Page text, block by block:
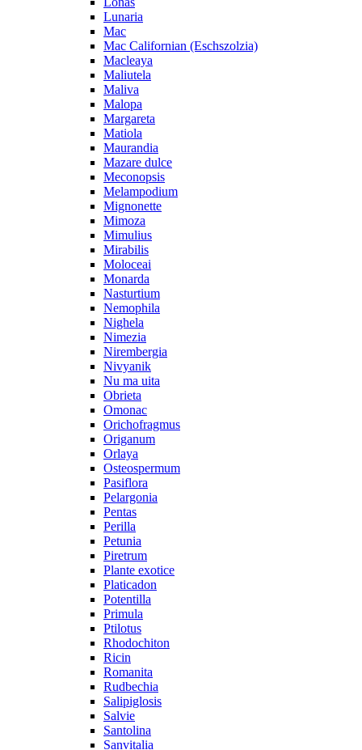
Lunaria
Mac
Mac Californian (Eschszolzia)
Macleaya
Maliutela
Maliva
Malopa
Margareta
Matiola
Maurandia
Mazare dulce
Meconopsis
Melampodium
Mignonette
Mimoza
Mimulius
Mirabilis
Moloceai
Monarda
Nasturtium
Nemophila
Nighela
Nimezia
Nirembergia
Nivyanik
Nu ma uita
Obrieta
Omonac
Orichofragmus
Origanum
Orlaya
Osteospermum
Pasiflora
Pelargonia
Pentas
Perilla
Petunia
Piretrum
Plante exotice
Platicadon
Potentilla
Primula
Ptilotus
Rhodochiton
Ricin
Romanita
Rudbechia
Salipiglosis
Salvie
Santolina
Sanvitalia